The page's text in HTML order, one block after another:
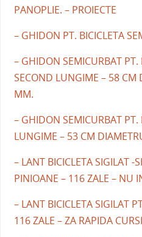
PANOPLIE. – PROIECTE
– GHIDON PT. BICICLETA
– GHIDON SEMICURBAT PT.
SECOND LUNGIME – 58 CM
MM.
– GHIDON SEMICURBAT PT.
LUNGIME – 53 CM
– LANT BICICLETA SIGILAT -
PINIOANE – 116 ZALE – NU
– LANT BICICLETA SIGILAT
116 ZALE – ZA RAPIDA